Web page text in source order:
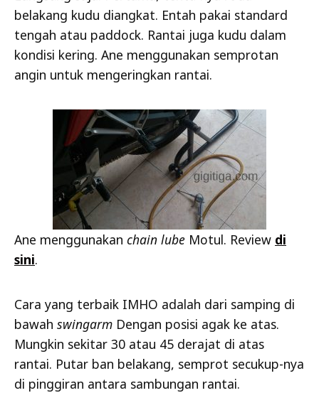
belakang kudu diangkat. Entah pakai standard
tengah atau paddock. Rantai juga kudu dalam
kondisi kering. Ane menggunakan semprotan
angin untuk mengeringkan rantai.
Ane menggunakan chain lube Motul. Review di
sini.
Cara yang terbaik IMHO adalah dari samping di
bawah swingarm Dengan posisi agak ke atas.
Mungkin sekitar 30 atau 45 derajat di atas
rantai. Putar ban belakang, semprot secukup-nya
di pinggiran antara sambungan rantai.